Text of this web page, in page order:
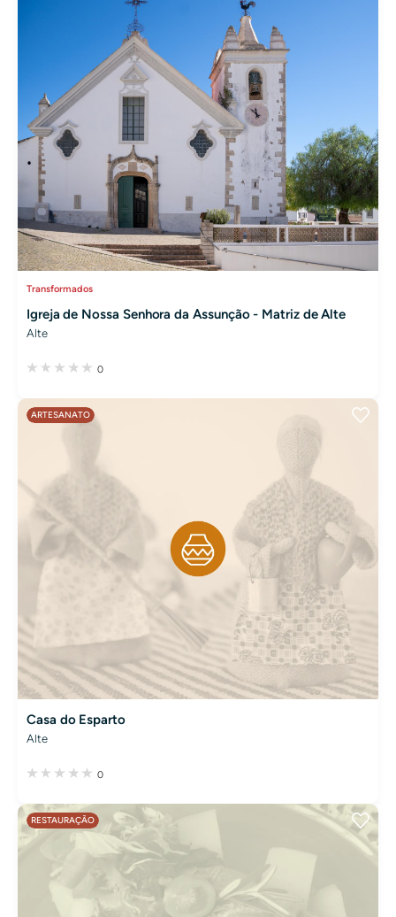
Transformados
Igreja de Nossa Senhora da Assunção - Matriz de Alte
Alte
0
ARTESANATO
Casa do Esparto
Alte
0
RESTAURAÇÃO